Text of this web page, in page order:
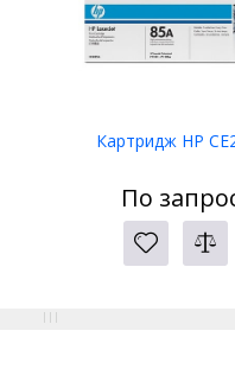
Картридж HP
По